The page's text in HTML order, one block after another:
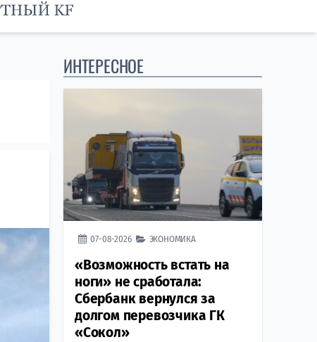
ИНТЕРЕСНОЕ
07-08-2026 ЭКОНОМИКА
«Возможность встать на
ноги» не сработала:
Сбербанк вернулся за
долгом перевозчика ГК
«Сокол»